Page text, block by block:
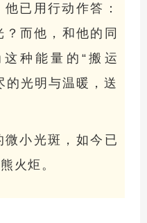
已用行动作答：
而他，和他的同
种能量的“搬运
的光明与温暖，送
小光斑，如今已
火炬。